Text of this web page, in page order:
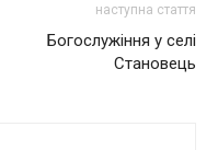
наступна стаття
Богослужіння у селі
Становець